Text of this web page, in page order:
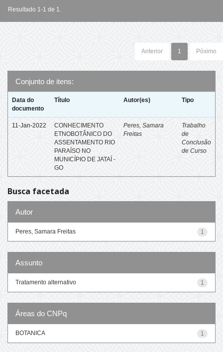
Resultado 1-1 de 1.
Anterior 1 Póximo
Conjunto de itens:
Data do
documento
Título Autor(es) Tipo
11-Jan-2022
CONHECIMENTO
ETNOBOTÂNICO DO
ASSENTAMENTO RIO
PARAÍSO NO
MUNICÍPIO DE JATAÍ -
GO
Peres, Samara
Freitas
Trabalho
de
Conclusão
de Curso
Busca facetada
Autor
1
Peres, Samara Freitas
Assunto
1
Tratamento alternativo
Áreas do CNPq
1
BOTANICA